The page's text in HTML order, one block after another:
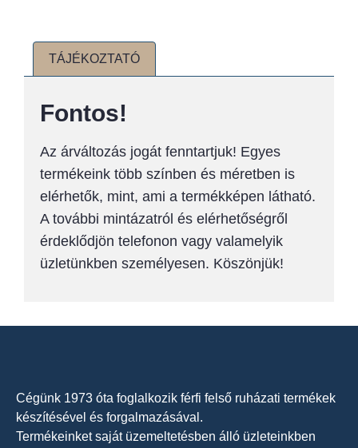
TÁJÉKOZTATÓ
Fontos!
Az árváltozás jogát fenntartjuk! Egyes
termékeink több színben és méretben is
elérhetők, mint, ami a termékképen látható.
A további mintázatról és elérhetőségről
érdeklődjön telefonon vagy valamelyik
üzletünkben személyesen. Köszönjük!
Cégünk 1973 óta foglalkozik férfi felső ruházati termékek
készítésével és forgalmazásával.
Termékeinket saját üzemeltetésben álló üzleteinkben